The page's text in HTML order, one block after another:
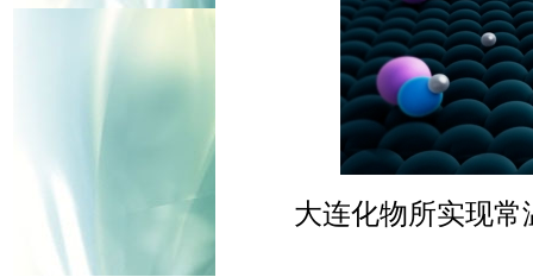
大连化物所实现